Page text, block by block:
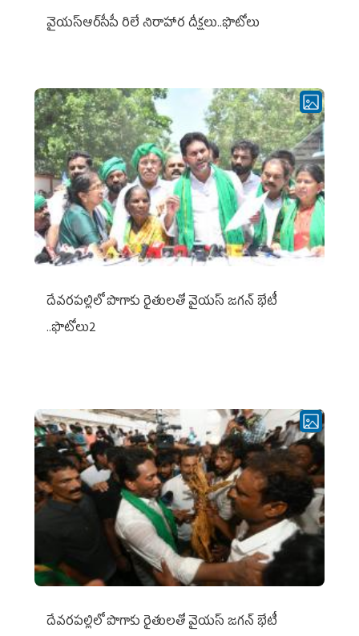
వైయ‌స్ఆర్‌సీపీ రిలే నిరాహార దీక్షలు..ఫొటోలు
దేవరపల్లిలో పొగాకు రైతులతో వైయస్ జగన్ భేటీ
..ఫొటోలు2
దేవరపల్లిలో పొగాకు రైతులతో వైయస్ జగన్ భేటీ